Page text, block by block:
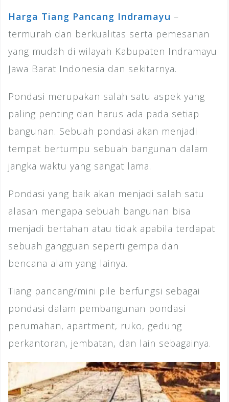
Harga Tiang Pancang Indramayu –
termurah dan berkualitas serta pemesanan
yang mudah di wilayah Kabupaten Indramayu
Jawa Barat Indonesia dan sekitarnya.
Pondasi merupakan salah satu aspek yang
paling penting dan harus ada pada setiap
bangunan. Sebuah pondasi akan menjadi
tempat bertumpu sebuah bangunan dalam
jangka waktu yang sangat lama.
Pondasi yang baik akan menjadi salah satu
alasan mengapa sebuah bangunan bisa
menjadi bertahan atau tidak apabila terdapat
sebuah gangguan seperti gempa dan
bencana alam yang lainya.
Tiang pancang/mini pile berfungsi sebagai
pondasi dalam pembangunan pondasi
perumahan, apartment, ruko, gedung
perkantoran, jembatan, dan lain sebagainya.